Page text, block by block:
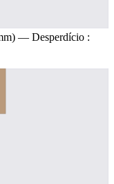
— Desperdício :